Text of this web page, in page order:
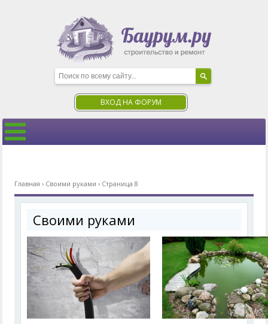
ВХОД НА ФОРУМ
Главная › Своими руками › Страница 8
Своими руками